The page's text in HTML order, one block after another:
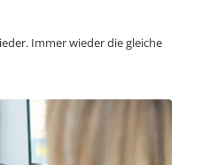
Immer wieder die gleiche